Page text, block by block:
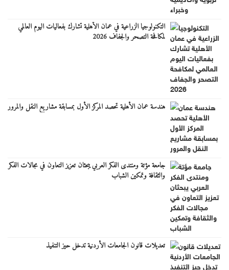
التكنولوجيا الزراعية في عمان الأهلية تشارك بفعاليات اليوم العالمي
لمكافحة التصحر والجفاف 2026
هندسة عمان الأهلية تحصد المركز الأول بمسابقة مشاريع النقل والمرور
جامعة مؤتة ومنتدى الفكر العربي يبحثان تعزيز التعاون في مجالات الفكر
والثقافة وتمكين الشباب
تعديلات قانون الجامعات الأردنية تدخل حيز التنفيذ